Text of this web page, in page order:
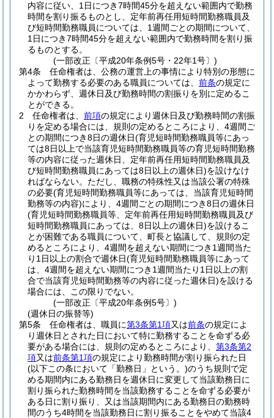
内容に従い、1日につき7時間45分を超えない範囲内で勤務
時間を割り振るものとし、定年前再任用短時間勤務職員及
び短時間勤務職員については、1週間ごとの期間について、
1日につき7時間45分を超えない範囲内で勤務時間を割り振
るものとする。
(一部改正〔平成20年条例5号・22年1号〕)
第4条
任命権者は、公務の運営上の事情により特別の形態に
よって勤務する必要のある職員については、 前条の規定に
かかわらず、週休日及び勤務時間の割振りを別に定めるこ
とができる。
2
任命権者は、 前項の規定により週休日及び勤務時間の割振
りを定める場合には、規則の定めるところにより、4週間ご
との期間につき8日の週休日(育児短時間勤務職員等にあっ
ては8日以上で当該育児短時間勤務職員等の育児短時間勤務
等の内容に従った週休日、定年前再任用短時間勤務職員及
び短時間勤務職員にあっては8日以上の週休日)を設けなけ
ればならない。 ただし、職務の特殊性又は当該公署の特殊
の必要(育児短時間勤務職員等にあっては、当該育児短時間
勤務等の内容)により、4週間ごとの期間につき8日の週休日
(育児短時間勤務職員等、定年前再任用短時間勤務職員及び
短時間勤務職員にあっては、8日以上の週休日)を設けるこ
とが困難である職員について、町長と協議して、規則の定
めるところにより、4週間を超えない期間につき1週間当た
り1日以上の割合で週休日(育児短時間勤務職員等にあって
は、4週間を超えない期間につき1週間当たり1日以上の割
合で当該育児短時間勤務等の内容に従った週休日)を設ける
場合には、この限りでない。
(一部改正〔平成20年条例5号〕)
(週休日の振替等)
第5条
任命権者は、職員に第3条第1項又は前条の規定によ
り週休日とされた日において特に勤務することを命ずる必
要がある場合には、規則の定めるところにより、 第3条第2
項又は前条第1項の規定により勤務時間が割り振られた日
(以下この条において「勤務日」という。)のうち規則で定
める期間内にある勤務日を週休日に変更して当該勤務日に
割り振られた勤務時間を当該勤務することを命ずる必要が
ある日に割り振り、又は当該期間内にある勤務日の勤務時
間のうち4時間を当該勤務日に割り振ることをやめて当該4